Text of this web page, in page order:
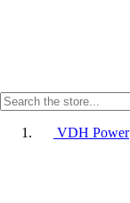
VDH Power